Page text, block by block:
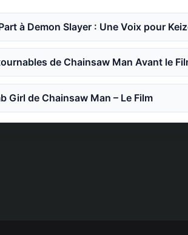
à Demon Slayer : Une Voix pour
de Chainsaw Man Avant le
Girl de Chainsaw Man – Le Film